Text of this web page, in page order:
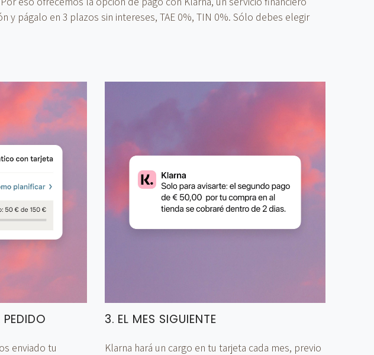
págalo en 3 plazos sin intereses, TAE 0%, TIN 0%. Sólo debes elegir
enviado tu
3. EL MES SIGUIENTE
Klarna hará un cargo en tu tarjeta cada mes, previo